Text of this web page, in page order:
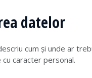
datelor
cum și unde ar
caracter personal.